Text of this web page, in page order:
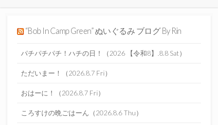
“Bob In Camp Green” ぬいぐるみ ブログ By Rin
パチパチパチ！ハチの日！（2026 【令和8】.8.8 Sat）
ただいまー！（2026.8.7 Fri）
おはーに！（2026.8.7 Fri）
ころすけの晩ごはーん（2026.8.6 Thu）